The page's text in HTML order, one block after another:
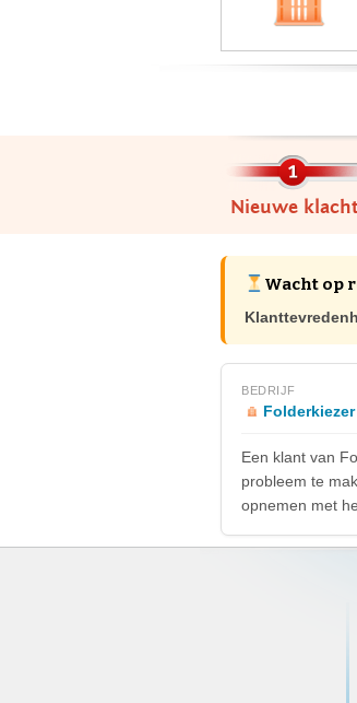
Nieuwe
Wacht op
BEDRIJF
Folderkiezer
Een klant van
probleem te
opnemen met